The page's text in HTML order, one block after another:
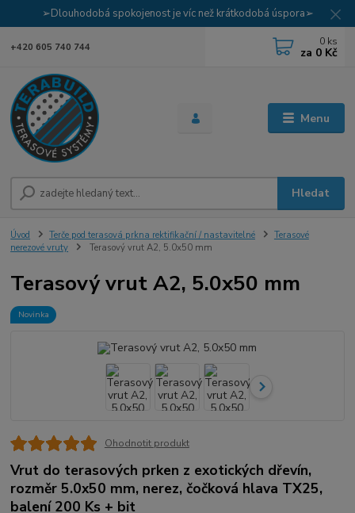
➢Dlouhodobá spokojenost je víc než krátkodobá úspora➢
Menu
Hledat
+420 605 740 744 0 ks
za 0 Kč
Úvod Terče pod terasová prkna rektifikační / nastavitelné
Terasové
nerezové vruty
Terasový vrut A2, 5.0x50 mm
Terasový vrut A2, 5.0x50 mm
Novinka
Ohodnotit produkt
Vrut do terasových prken z exotických dřevín,
rozměr 5.0x50 mm, nerez, čočková hlava TX25,
balení 200 Ks + bit